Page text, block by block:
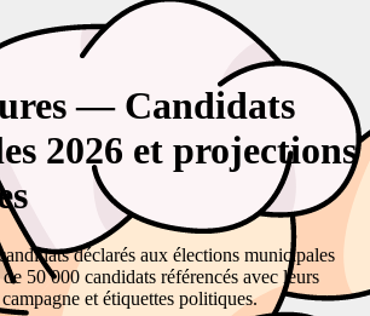
— Candidats
2026 et projections
déclarés aux élections municipales
50 000 candidats référencés avec leurs
et étiquettes politiques.